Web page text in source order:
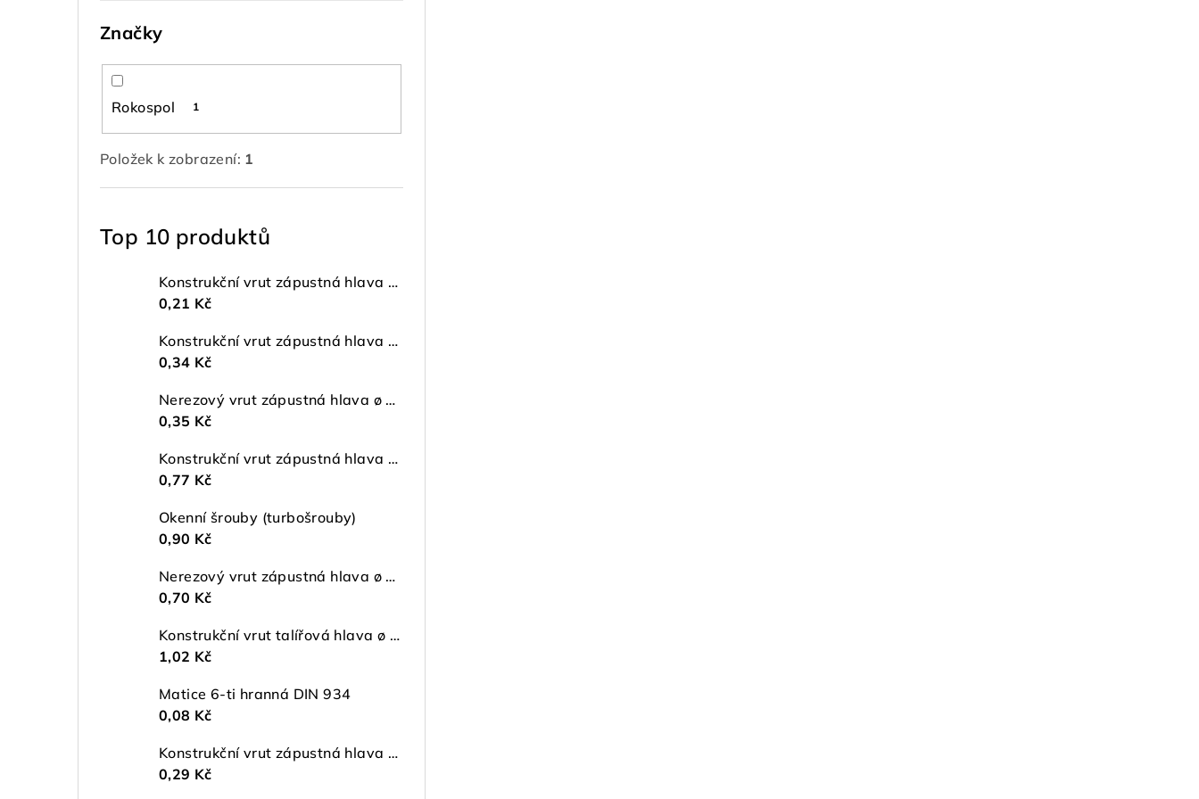
Značky
Rokospol 1
Položek k zobrazení: 1
Top 10 produktů
Konstrukční vrut zápustná hlava ø 4 TX20 ZŽ
0,21 Kč
Konstrukční vrut zápustná hlava ø 5 TX25 ZŽ
0,34 Kč
Nerezový vrut zápustná hlava ø 4 mm TORX A2
0,35 Kč
Konstrukční vrut zápustná hlava ø 6 TX30 ZŽ
0,77 Kč
Okenní šrouby (turbošrouby)
0,90 Kč
Nerezový vrut zápustná hlava ø 5 mm TORX A2
0,70 Kč
Konstrukční vrut talířová hlava ø 5 TX25 ZŽ
1,02 Kč
Matice 6-ti hranná DIN 934
0,08 Kč
Konstrukční vrut zápustná hlava ø 4,5 TX20 ZŽ
0,29 Kč